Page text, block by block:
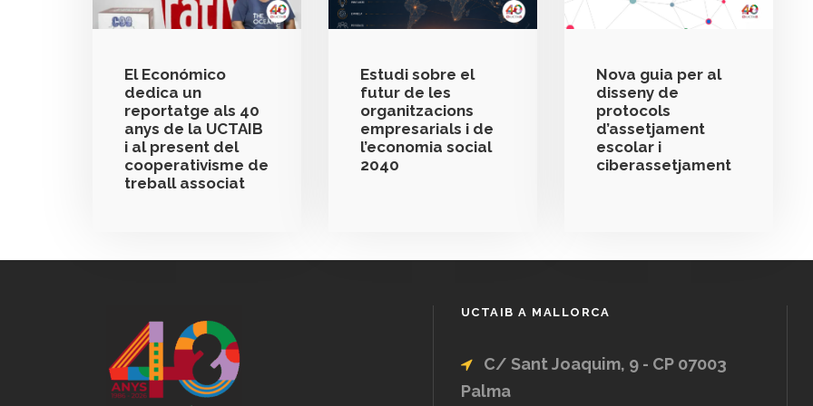
El Económico
dedica un
reportatge als 40
anys de la UCTAIB
i al present del
cooperativisme de
treball associat
Estudi sobre el
futur de les
organitzacions
empresarials i de
l’economia social
2040
Nova guia per al
disseny de
protocols
d’assetjament
escolar i
ciberassetjament
UCTAIB A MALLORCA
C/ Sant Joaquim, 9 - CP 07003
Palma